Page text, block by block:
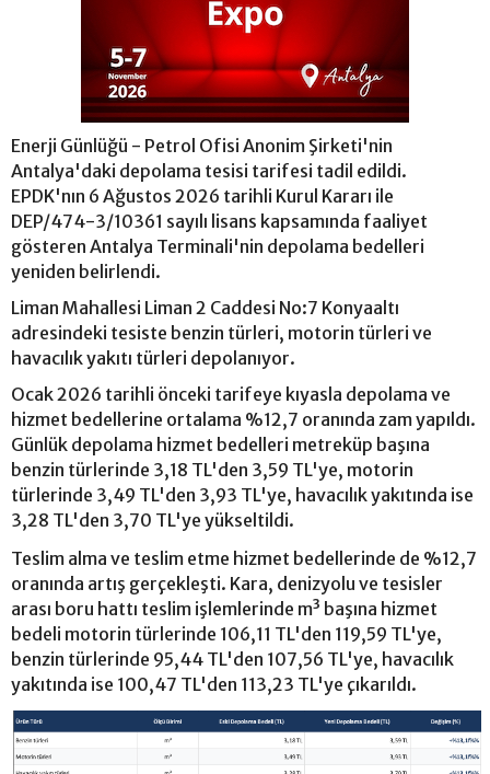
Enerji Günlüğü - Petrol Ofisi Anonim Şirketi'nin
Antalya'daki depolama tesisi tarifesi tadil edildi.
EPDK'nın 6 Ağustos 2026 tarihli Kurul Kararı ile
DEP/474-3/10361 sayılı lisans kapsamında faaliyet
gösteren Antalya Terminali'nin depolama bedelleri
yeniden belirlendi.
Liman Mahallesi Liman 2 Caddesi No:7 Konyaaltı
adresindeki tesiste benzin türleri, motorin türleri ve
havacılık yakıtı türleri depolanıyor.
Ocak 2026 tarihli önceki tarifeye kıyasla depolama ve
hizmet bedellerine ortalama %12,7 oranında zam yapıldı.
Günlük depolama hizmet bedelleri metreküp başına
benzin türlerinde 3,18 TL'den 3,59 TL'ye, motorin
türlerinde 3,49 TL'den 3,93 TL'ye, havacılık yakıtında ise
3,28 TL'den 3,70 TL'ye yükseltildi.
Teslim alma ve teslim etme hizmet bedellerinde de %12,7
oranında artış gerçekleşti. Kara, denizyolu ve tesisler
arası boru hattı teslim işlemlerinde m³ başına hizmet
bedeli motorin türlerinde 106,11 TL'den 119,59 TL'ye,
benzin türlerinde 95,44 TL'den 107,56 TL'ye, havacılık
yakıtında ise 100,47 TL'den 113,23 TL'ye çıkarıldı.